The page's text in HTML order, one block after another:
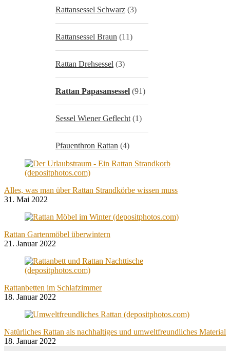
Rattansessel Schwarz (3)
Rattansessel Braun (11)
Rattan Drehsessel (3)
Rattan Papasansessel (91)
Sessel Wiener Geflecht (1)
Pfauenthron Rattan (4)
Alles, was man über Rattan Strandkörbe wissen muss
31. Mai 2022
Rattan Gartenmöbel überwintern
21. Januar 2022
Rattanbetten im Schlafzimmer
18. Januar 2022
Natürliches Rattan als nachhaltiges und umweltfreundliches Material
18. Januar 2022